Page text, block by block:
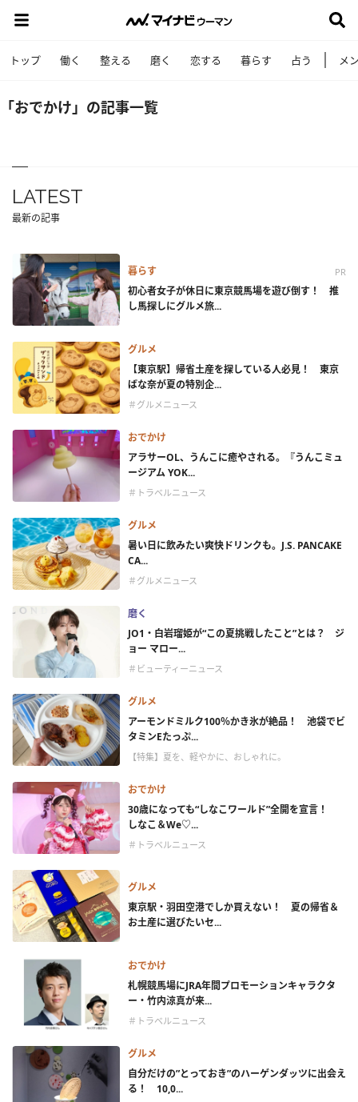
トップ 働く 整える 磨く 恋する 暮らす 占う メ
「おでかけ」の記事一覧
LATEST
最新の記事
暮らす PR
初心者女子が休日に東京競馬場を遊び倒す！ 推
し馬探しにグルメ旅...
グルメ
【東京駅】帰省土産を探している人必見！ 東京
ばな奈が夏の特別企...
＃グルメニュース
おでかけ
アラサーOL、うんこに癒やされる。『うんこミュ
ージアム YOK...
＃トラベルニュース
グルメ
暑い日に飲みたい爽快ドリンクも。J.S. PANCAKE
CA...
＃グルメニュース
磨く
JO1・白岩瑠姫が“この夏挑戦したこと”とは？ ジ
ョー マロー...
＃ビューティーニュース
グルメ
アーモンドミルク100％かき氷が絶品！ 池袋でビ
タミンEたっぷ...
【特集】夏を、軽やかに、おしゃれに。
おでかけ
30歳になっても“しなこワールド”全開を宣言！
しなこ＆We♡...
＃トラベルニュース
グルメ
東京駅・羽田空港でしか買えない！ 夏の帰省＆
お土産に選びたいセ...
おでかけ
札幌競馬場にJRA年間プロモーションキャラクタ
ー・竹内涼真が来...
＃トラベルニュース
グルメ
自分だけの”とっておき”のハーゲンダッツに出会え
る！ 10,0...